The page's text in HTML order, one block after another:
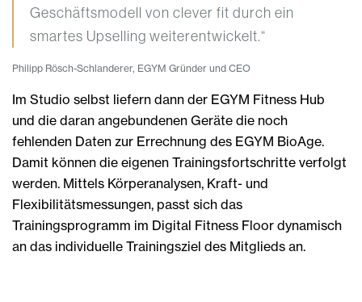
Geschäftsmodell von clever fit durch ein
smartes Upselling weiterentwickelt.“
Philipp Rösch-Schlanderer, EGYM Gründer und CEO
Im Studio selbst liefern dann der EGYM Fitness Hub
und die daran angebundenen Geräte die noch
fehlenden Daten zur Errechnung des EGYM BioAge.
Damit können die eigenen Trainingsfortschritte verfolgt
werden. Mittels Körperanalysen, Kraft- und
Flexibilitätsmessungen, passt sich das
Trainingsprogramm im Digital Fitness Floor dynamisch
an das individuelle Trainingsziel des Mitglieds an.